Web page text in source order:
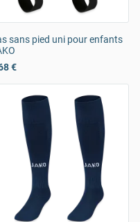
sans pied uni pour enfants
€